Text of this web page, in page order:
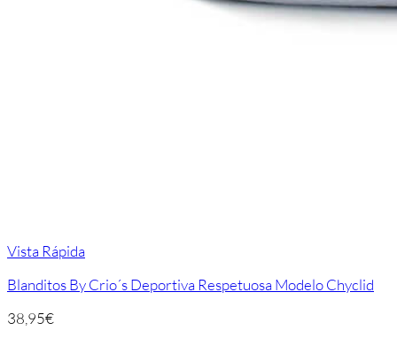
Vista Rápida
Blanditos By Crio´s Deportiva Respetuosa Modelo Chyclid
38,95€